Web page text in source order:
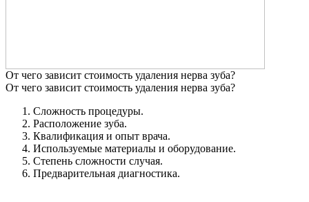
От чего зависит стоимость удаления нерва зуба?
От чего зависит стоимость удаления нерва зуба?
Сложность процедуры.
Расположение зуба.
Квалификация и опыт врача.
Используемые материалы и оборудование.
Степень сложности случая.
Предварительная диагностика.